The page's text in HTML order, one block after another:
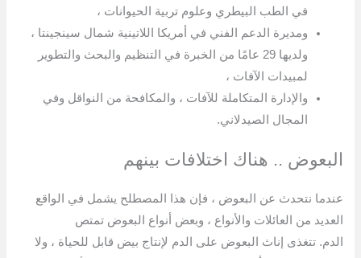
في الطب البيطري وعلوم تربية الحيوانات ،
ومديرة الدعم الفني في أمريكا اللاتينية شمال سينجينتا ،
ولديها 29 عامًا من الخبرة في التنظيم والبحث والتطوير
لمبيدات الآفات ،
والإدارة المتكاملة للآفات ، والمكافحة من النواقل وفي
المجال الصيدلاني.
البعوض .. هناك اختلافات بينهم
عندما نتحدث عن البعوض ، فإن هذا المصطلح يشمل في الواقع
العديد من العائلات والأنواع ، وبعض أنواع البعوض تمتص
الدم. تتغذى إناث البعوض على الدم لإنتاج بيض قابل للحياة ، ولا